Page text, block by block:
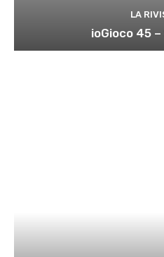
LA
ioGioco 45